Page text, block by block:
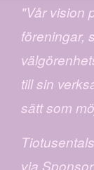
"Vår vision
föreningar,
till sin
sätt som
via